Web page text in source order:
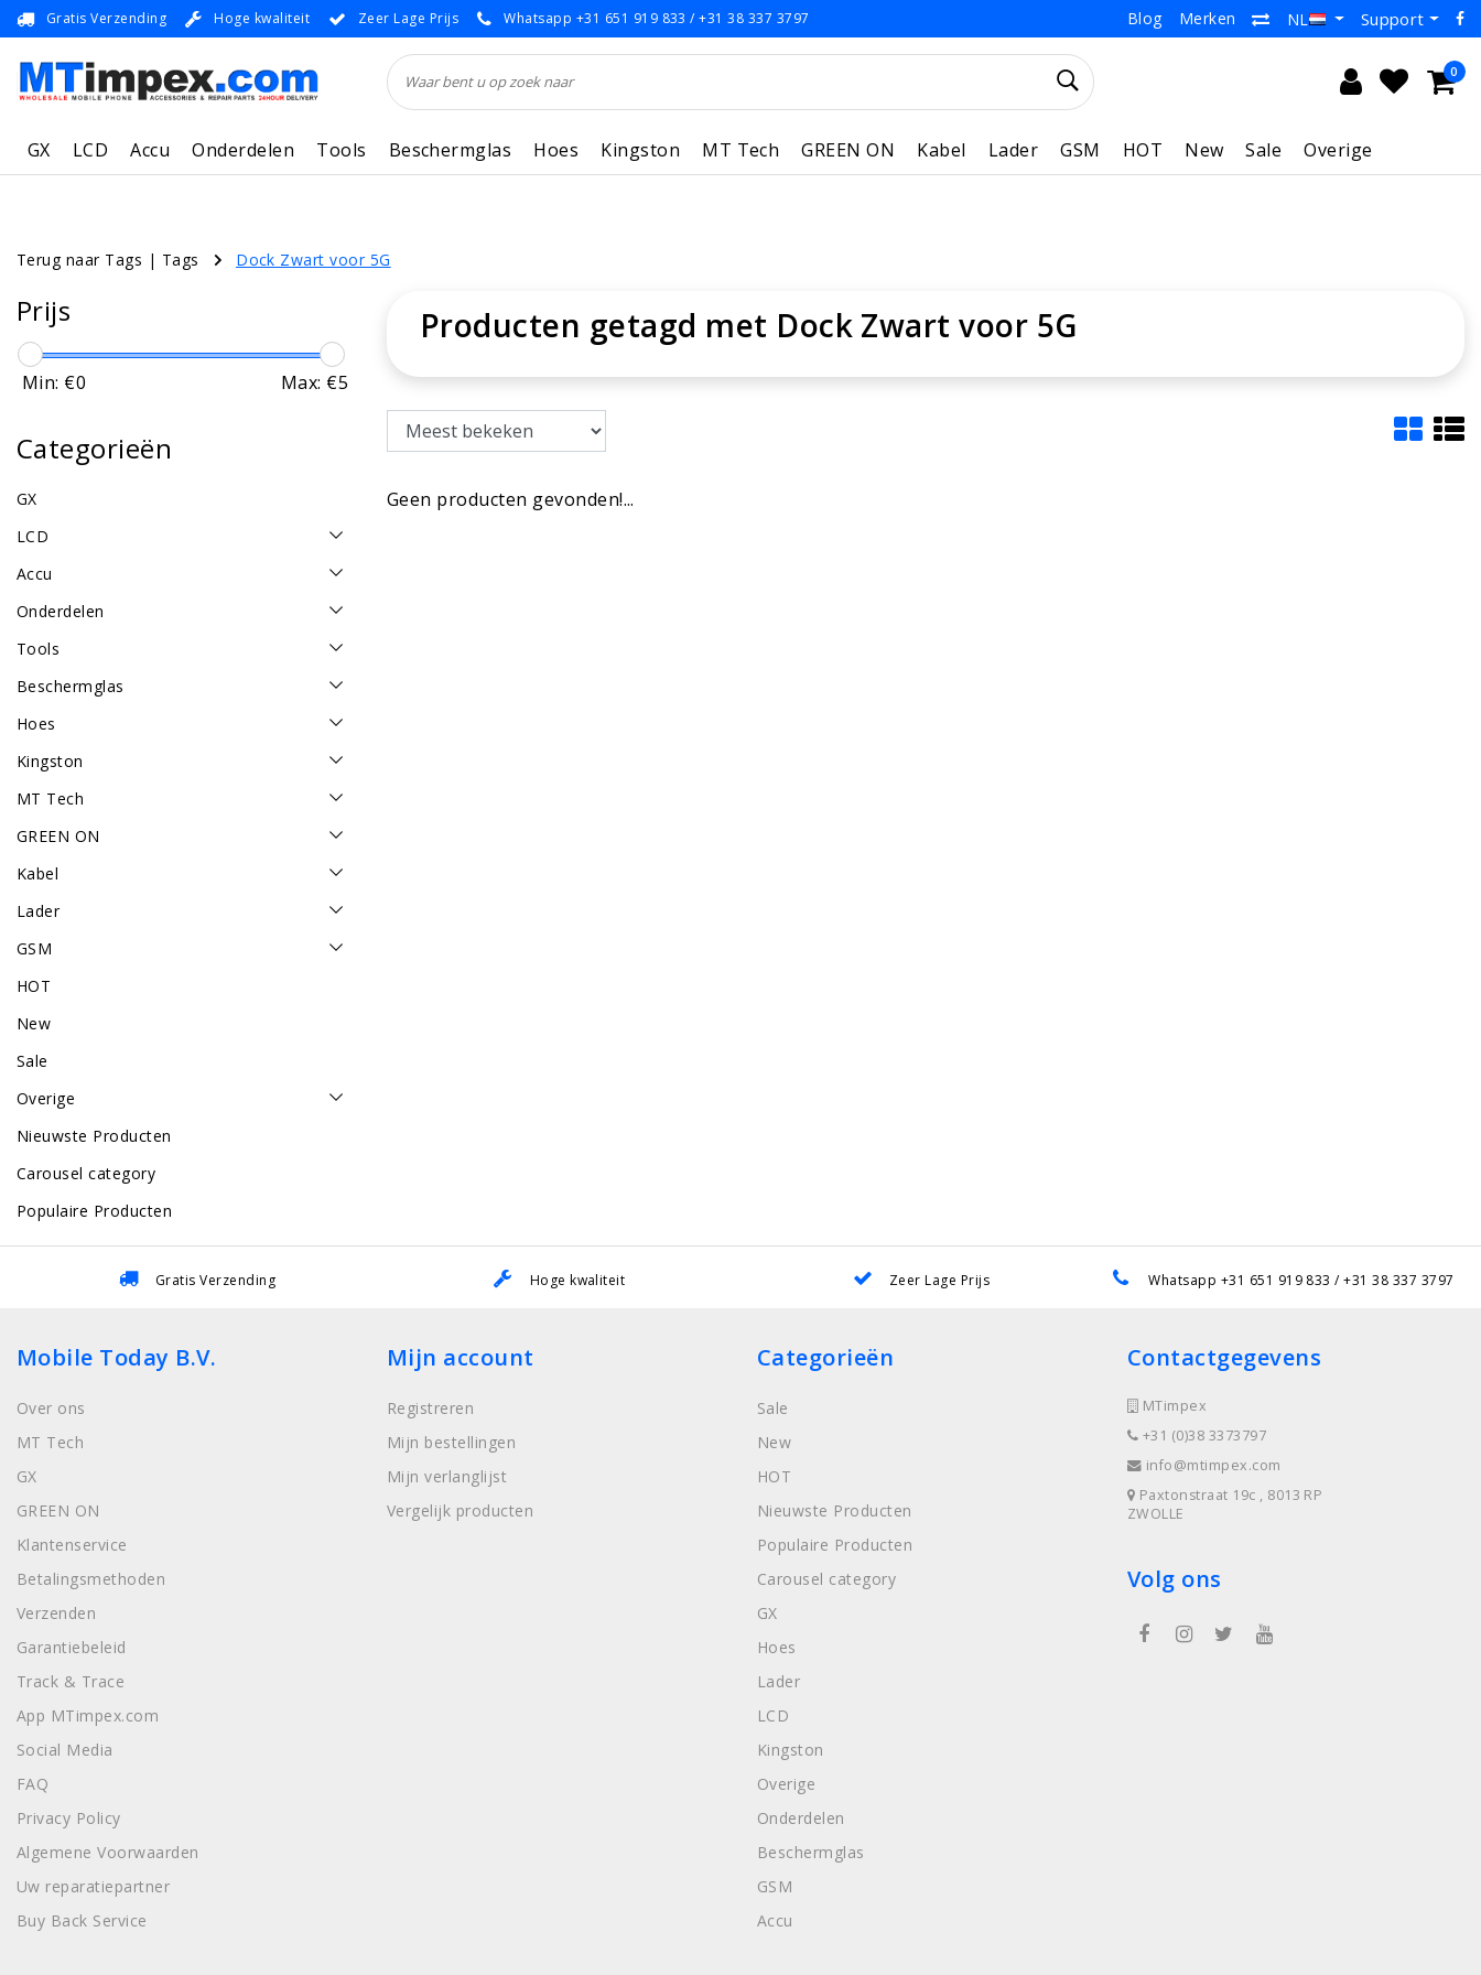
Gratis Verzending Hoge kwaliteit Zeer Lage Prijs Whatsapp +31 651 919 833 / +31 38 337 3797 Blog Merken NL Support
0
GX LCD Accu Onderdelen Tools Beschermglas Hoes Kingston MT Tech GREEN ON Kabel Lader GSM HOT New Sale Overige
Terug naar Tags | Tags Dock Zwart voor 5G
Prijs
Min: €0 Max: €5
Categorieën
GX
LCD
Accu
Onderdelen
Tools
Beschermglas
Hoes
Kingston
MT Tech
GREEN ON
Kabel
Lader
GSM
HOT
New
Sale
Overige
Nieuwste Producten
Carousel category
Populaire Producten
Producten getagd met Dock Zwart voor 5G
Geen producten gevonden!...
Gratis Verzending Hoge kwaliteit Zeer Lage Prijs Whatsapp +31 651 919 833 / +31 38 337 3797
Mobile Today B.V.
Over ons
MT Tech
GX
GREEN ON
Klantenservice
Betalingsmethoden
Verzenden
Garantiebeleid
Track & Trace
App MTimpex.com
Social Media
FAQ
Privacy Policy
Algemene Voorwaarden
Uw reparatiepartner
Buy Back Service
Mijn account
Registreren
Mijn bestellingen
Mijn verlanglijst
Vergelijk producten
Categorieën
Sale
New
HOT
Nieuwste Producten
Populaire Producten
Carousel category
GX
Hoes
Lader
LCD
Kingston
Overige
Onderdelen
Beschermglas
GSM
Accu
Contactgegevens
MTimpex
+31 (0)38 3373797
info@mtimpex.com
Paxtonstraat 19c , 8013 RP
ZWOLLE
Volg ons